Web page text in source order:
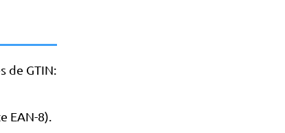
de GTIN:
EAN-8).